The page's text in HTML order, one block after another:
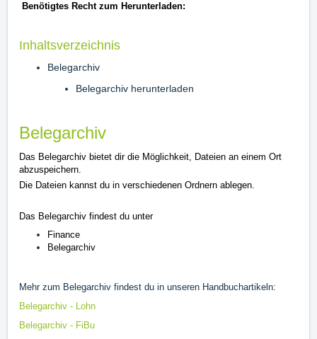
Benötigtes Recht zum Herunterladen:
Inhaltsverzeichnis
Belegarchiv
Belegarchiv herunterladen
Belegarchiv
Das Belegarchiv bietet dir die Möglichkeit, Dateien an einem Ort
abzuspeichern.
Die Dateien kannst du in verschiedenen Ordnern ablegen.
Das Belegarchiv findest du unter
Finance
Belegarchiv
Mehr zum Belegarchiv findest du in unseren Handbuchartikeln:
Belegarchiv - Lohn
Belegarchiv - FiBu